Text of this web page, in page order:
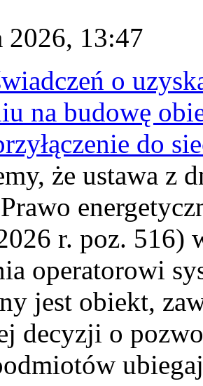
2026, 13:47
o
na budowę
do
że ustawa z
r. poz. 516)
operatorowi
jest obiekt,
decyzji o